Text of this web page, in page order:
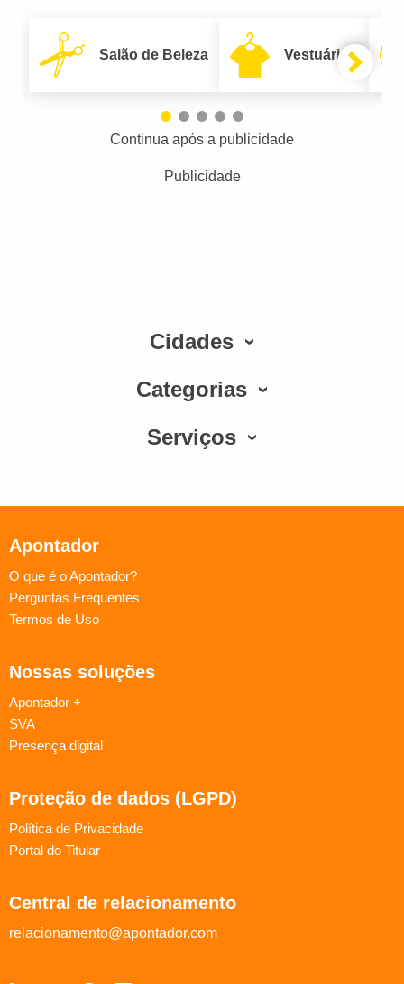
Salão de Beleza Vestuário
Continua após a publicidade
Publicidade
Cidades
Categorias
Serviços
Apontador
O que é o Apontador?
Perguntas Frequentes
Termos de Uso
Nossas soluções
Apontador +
SVA
Presença digital
Proteção de dados (LGPD)
Política de Privacidade
Portal do Titular
Central de relacionamento
relacionamento@apontador.com